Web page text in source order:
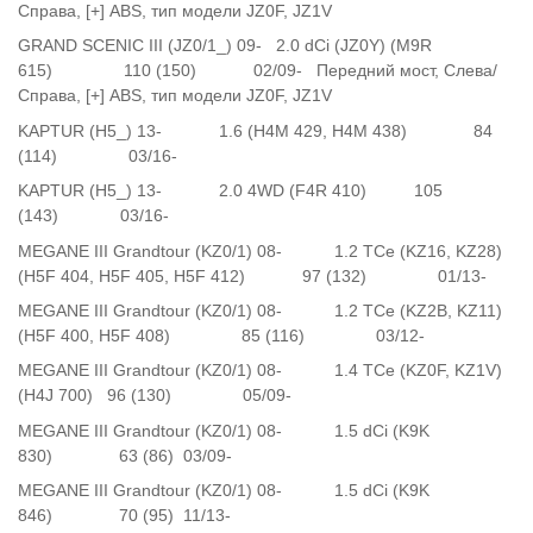
Справа, [+] ABS, тип модели JZ0F, JZ1V
GRAND SCENIC III (JZ0/1_) 09- 2.0 dCi (JZ0Y) (M9R
615) 110 (150) 02/09- Передний мост, Слева/
Справа, [+] ABS, тип модели JZ0F, JZ1V
KAPTUR (H5_) 13- 1.6 (H4M 429, H4M 438) 84
(114) 03/16-
KAPTUR (H5_) 13- 2.0 4WD (F4R 410) 105
(143) 03/16-
MEGANE III Grandtour (KZ0/1) 08- 1.2 TCe (KZ16, KZ28)
(H5F 404, H5F 405, H5F 412) 97 (132) 01/13-
MEGANE III Grandtour (KZ0/1) 08- 1.2 TCe (KZ2B, KZ11)
(H5F 400, H5F 408) 85 (116) 03/12-
MEGANE III Grandtour (KZ0/1) 08- 1.4 TCe (KZ0F, KZ1V)
(H4J 700) 96 (130) 05/09-
MEGANE III Grandtour (KZ0/1) 08- 1.5 dCi (K9K
830) 63 (86) 03/09-
MEGANE III Grandtour (KZ0/1) 08- 1.5 dCi (K9K
846) 70 (95) 11/13-